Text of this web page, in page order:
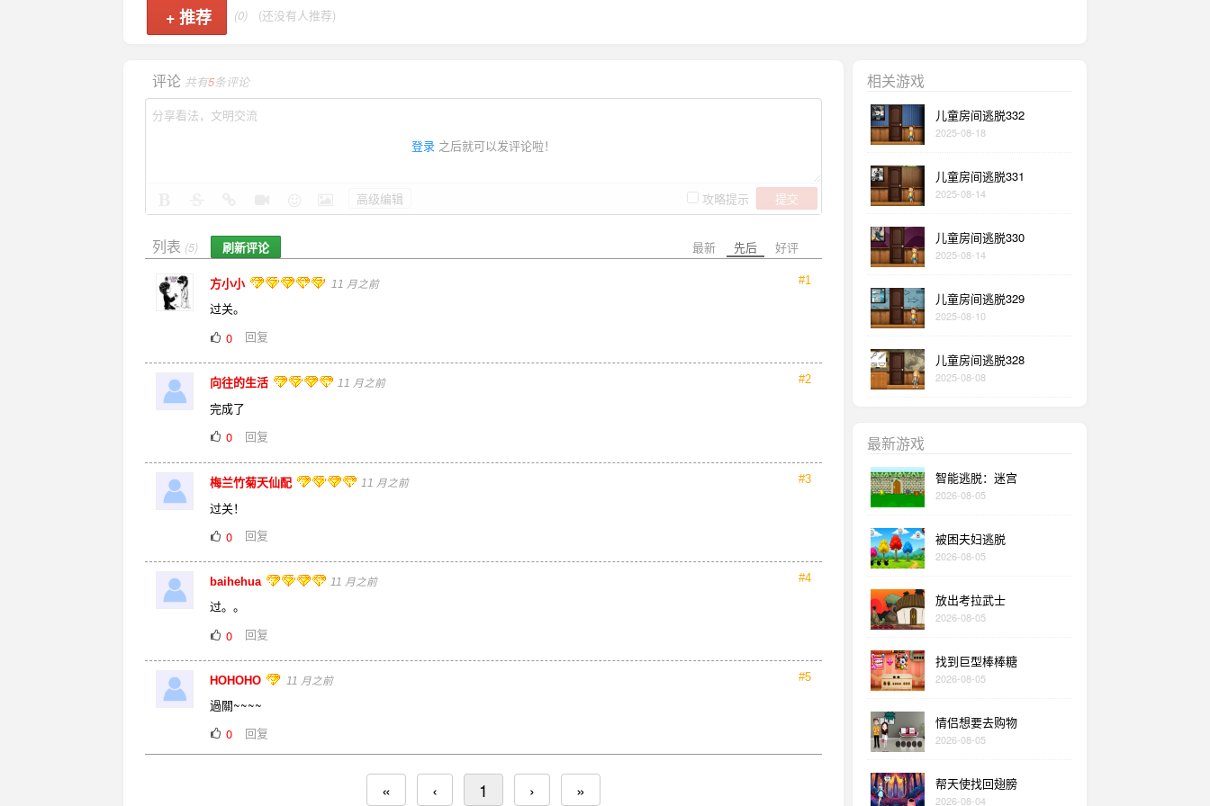
+ 推荐 (0) (还没有人推荐)
评论 共有5条评论
登录 之后就可以发评论啦！
攻略提示 提交
高级编辑
最新 先后 好评
列表 (5) 刷新评论
#1
方小小 11 月之前
过关。
0
回复
#2
向往的生活 11 月之前
完成了
0
回复
#3
梅兰竹菊天仙配 11 月之前
过关！
0
回复
#4
baihehua 11 月之前
过。。
0
回复
#5
HOHOHO 11 月之前
過關~~~~
0
回复
« ‹ 1 › »
相关游戏
儿童房间逃脱332
2025-08-18
儿童房间逃脱331
2025-08-14
儿童房间逃脱330
2025-08-14
儿童房间逃脱329
2025-08-10
儿童房间逃脱328
2025-08-08
最新游戏
智能逃脱：迷宫
2026-08-05
被困夫妇逃脱
2026-08-05
放出考拉武士
2026-08-05
找到巨型棒棒糖
2026-08-05
情侣想要去购物
2026-08-05
帮天使找回翅膀
2026-08-04